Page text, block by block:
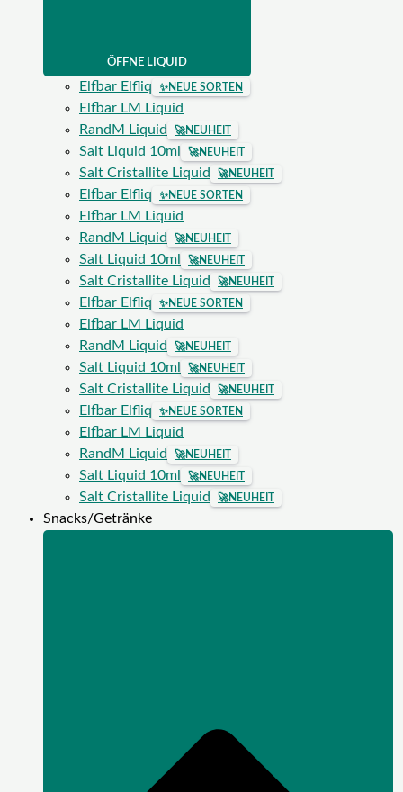
ÖFFNE LIQUID
Elfbar Elfliq ✨NEUE SORTEN
Elfbar LM Liquid
RandM Liquid
🚀NEUHEIT
Salt Liquid 10ml 🚀NEUHEIT
Salt Cristallite Liquid 🚀NEUHEIT
Elfbar Elfliq ✨NEUE SORTEN
Elfbar LM Liquid
RandM Liquid
🚀NEUHEIT
Salt Liquid 10ml 🚀NEUHEIT
Salt Cristallite Liquid 🚀NEUHEIT
Elfbar Elfliq ✨NEUE SORTEN
Elfbar LM Liquid
RandM Liquid
🚀NEUHEIT
Salt Liquid 10ml 🚀NEUHEIT
Salt Cristallite Liquid 🚀NEUHEIT
Elfbar Elfliq ✨NEUE SORTEN
Elfbar LM Liquid
RandM Liquid
🚀NEUHEIT
Salt Liquid 10ml 🚀NEUHEIT
Salt Cristallite Liquid 🚀NEUHEIT
Snacks/Getränke